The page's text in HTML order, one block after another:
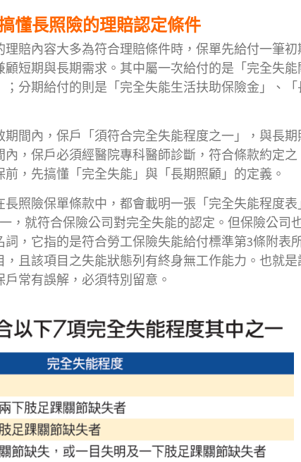
懂長照險的理賠認定條件
賠內容大多為符合理賠條件時，保單先給付一筆初
短期與長期需求。其中屬一次給付的是「完全失能
分期給付的則是「完全失能生活扶助保險金」、「
間內，保戶「須符合完全失能程度之一」，與長期
，保戶必須經醫院專科醫師診斷，符合條款約定之
，先搞懂「完全失能」與「長期照顧」的定義。
照險保單條款中，都會載明一張「完全失能程度表
，就符合保險公司對完全失能的認定。但保險公司
，它指的是符合勞工保險失能給付標準第3條附表
且該項目之失能狀態列有終身無工作能力。也就是
常有誤解，必須特別留意。